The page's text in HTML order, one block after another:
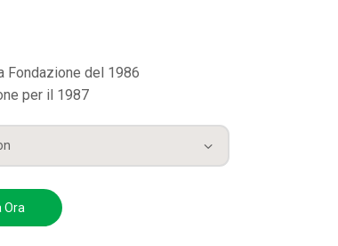
Fondazione del 1986
per il 1987
Ora